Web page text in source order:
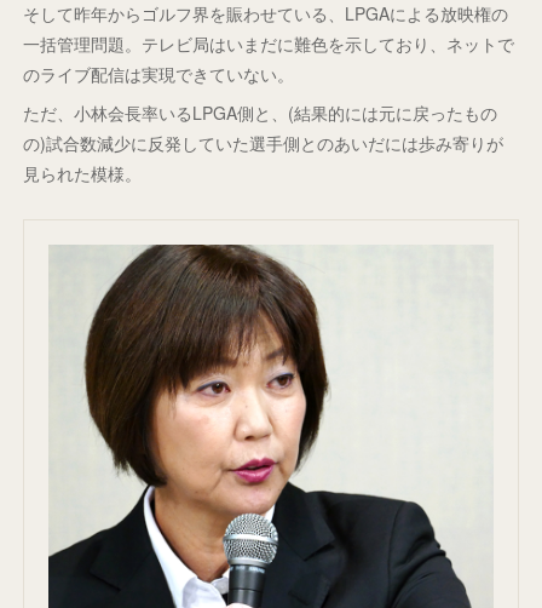
そして昨年からゴルフ界を賑わせている、LPGAによる放映権の
一括管理問題。テレビ局はいまだに難色を示しており、ネットで
のライブ配信は実現できていない。
ただ、小林会長率いるLPGA側と、(結果的には元に戻ったもの
の)試合数減少に反発していた選手側とのあいだには歩み寄りが
見られた模様。